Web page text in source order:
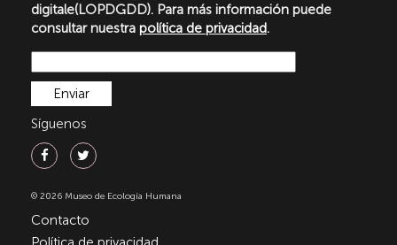
digitale(LOPDGDD). Para más información puede
consultar nuestra política de privacidad.
Síguenos
© 2026 Museo de Ecología Humana
Contacto